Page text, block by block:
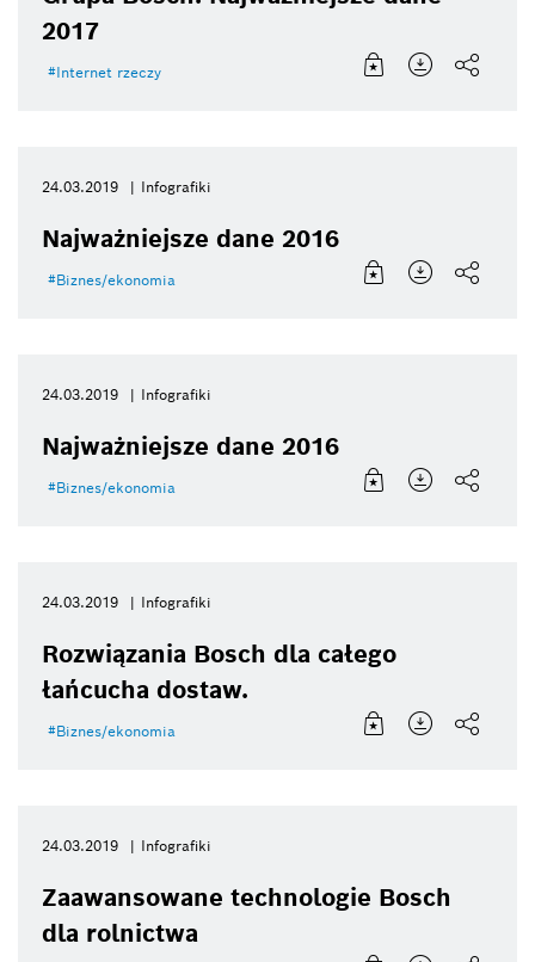
2017
Internet rzeczy
24.03.2019 Infografiki
Najważniejsze dane 2016
Biznes/ekonomia
24.03.2019 Infografiki
Najważniejsze dane 2016
Biznes/ekonomia
24.03.2019 Infografiki
Rozwiązania Bosch dla całego
łańcucha dostaw.
Biznes/ekonomia
24.03.2019 Infografiki
Zaawansowane technologie Bosch
dla rolnictwa